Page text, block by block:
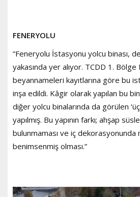
FENERYOLU
“Feneryolu İstasyonu yolcu binası,
yakasında yer alıyor. TCDD 1.
beyannameleri kayıtlarına göre bu
inşa edildi. Kâgir olarak yapılan bu
diğer yolcu binalarında da görülen
yapılmış. Bu yapının farkı; ahşap
bulunmaması ve iç dekorasyonunda
benimsenmiş olması.”